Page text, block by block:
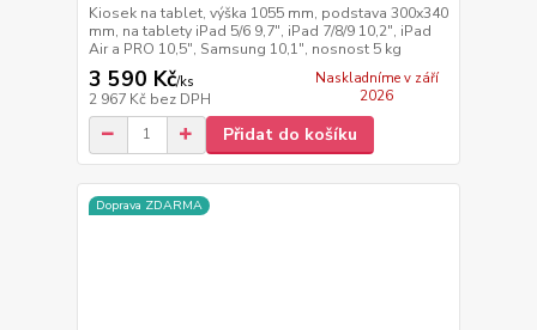
Kiosek na tablet, výška 1055 mm, podstava 300x340
mm, na tablety iPad 5/6 9,7", iPad 7/8/9 10,2", iPad
Air a PRO 10,5", Samsung 10,1", nosnost 5 kg
3 590 Kč/ks
2 967 Kč bez DPH
Naskladníme v září
2026
Přidat do košíku
Doprava ZDARMA